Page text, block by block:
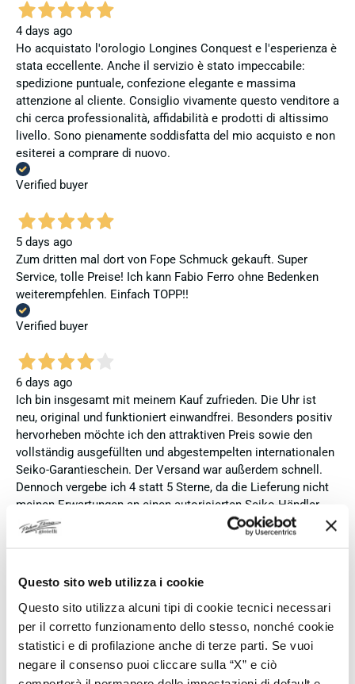
Questo sito web utilizza i cookie
Questo sito utilizza alcuni tipi di cookie tecnici necessari
per il corretto funzionamento dello stesso, nonché cookie
statistici e di profilazione anche di terze parti. Se vuoi
negare il consenso puoi cliccare sulla “X” e ciò
4 days ago
Ho acquistato l'orologio Longines Conquest e l'esperienza è
stata eccellente. Anche il servizio è stato impeccabile:
spedizione puntuale, confezione elegante e massima
attenzione al cliente. Consiglio vivamente questo venditore a
chi cerca professionalità, affidabilità e prodotti di altissimo
livello. Sono pienamente soddisfatta del mio acquisto e non
esiterei a comprare di nuovo.
Verified buyer
5 days ago
Zum dritten mal dort von Fope Schmuck gekauft. Super
Service, tolle Preise! Ich kann Fabio Ferro ohne Bedenken
weiterempfehlen. Einfach TOPP!!
Verified buyer
6 days ago
Ich bin insgesamt mit meinem Kauf zufrieden. Die Uhr ist
neu, original und funktioniert einwandfrei. Besonders positiv
hervorheben möchte ich den attraktiven Preis sowie den
vollständig ausgefüllten und abgestempelten internationalen
Seiko-Garantieschein. Der Versand war außerdem schnell.
Dennoch vergebe ich 4 statt 5 Sterne, da die Lieferung nicht
meinen Erwartungen an einen autorisierten Seiko-Händler
entsprach. Die Uhr kam ohne die üblichen Schutzfolien am
Armband, die Originalverpackung entsprach nicht der
Präsentationen und Videos kenne (andere Box und anderes
Uhrenkissen), und auch die Seiko-Hangtags mit
Modellinformationen fehlten. Die Uhr selbst ist in neuem
Zustand und weist keine Gebrauchsspuren auf. Dennoch
hätte ich bei einer hochwertigen Uhr dieser Preisklasse
erwartet, dass sie mit der vollständigen Originalpräsentation
geliefert wird. Insgesamt empfehle ich den Händler aufgrund